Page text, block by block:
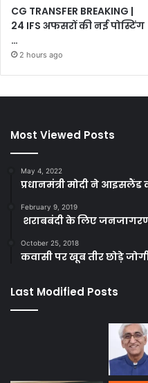
CG TRANSFER BREAKING |
24 IFS अफसरों की नई पोस्टिंग
…
2 hours ago
Most Viewed Posts
May 4, 2022
प्रधानमंत्री मोदी ने
February 9, 2019
शराबबंदी के लिए
October 25, 2018
कवासी पर खूब तीर छोड़े
Last Modified Posts